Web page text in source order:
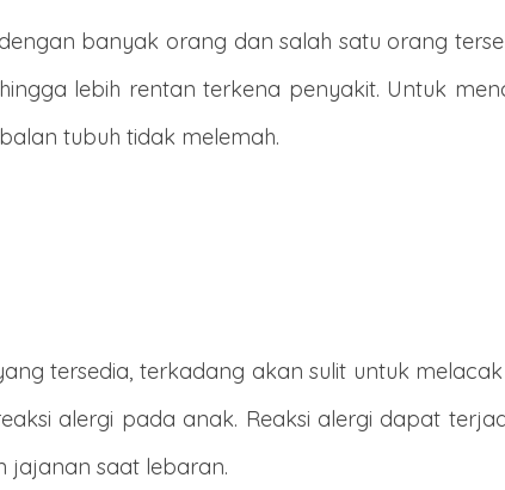
banyak orang dan salah satu orang
lebih rentan terkena penyakit. Untuk
tubuh tidak melemah.
tersedia, terkadang akan sulit untuk
alergi pada anak. Reaksi alergi dapat
jajanan saat lebaran.